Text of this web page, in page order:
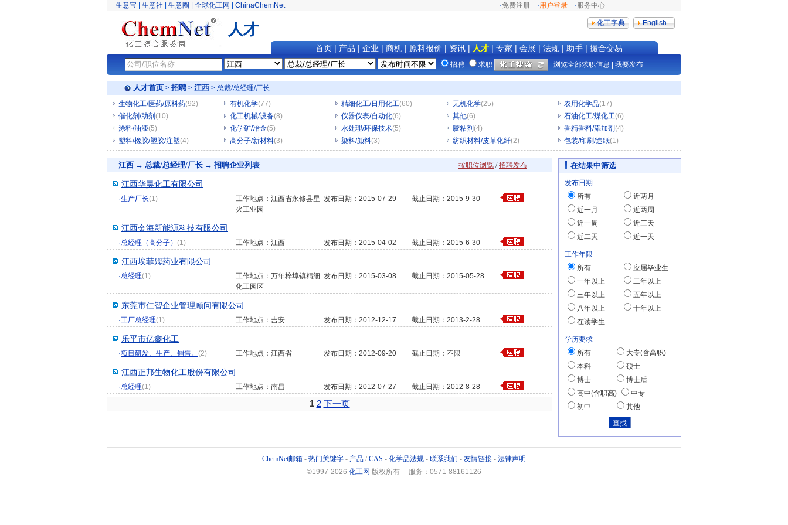
生意宝 生意社 生意圈 全球化工网 ChinaChemNet ·免费注册 ·用户登录 ·服务中心
人才 化工字典 English
首页| 产品 | 企业 | 商机| 原料报价| 资讯| 人才| 专家 | 会展 | 法规| 助手| 撮合交易
招聘 求职 浏览全部求职信息 我要发布
人才首页 > 招聘 > 江西 > 总裁/总经理/厂长
生物化工/医药/原料药(92) 有机化学(77) 精细化工/日用化工(60) 无机化学(25) 农用化学品(17)
催化剂/助剂 (10) 化工机械/设备(8) 仪器仪表/自动化(6) 其他(6) 石油化工/煤化工(6)
涂料/油漆(5) 化学矿/冶金(5) 水处理/环保技术(5) 胶粘剂 (4) 香精香料/添加剂 (4)
塑料/橡胶/塑胶/注塑(4) 高分子/新材料(3) 染料/颜料(3) 纺织材料/皮革化纤(2) 包装/印刷/造纸(1)
江西 → 总裁/总经理/厂长 → 招聘企业列表 按职位浏览 /招聘发布
江西华昊化工有限公司
·生产厂长(1)
工作地点：江西省永修县星
火工业园
发布日期：2015-07-29 截止日期：2015-9-30
江西金海新能源科技有限公司
·总经理（高分子） (1) 工作地点：江西 发布日期：2015-04-02 截止日期：2015-6-30
江西埃菲姆药业有限公司
·总经理(1)
工作地点：万年梓埠镇精细
化工园区
发布日期：2015-03-08 截止日期：2015-05-28
东莞市仁智企业管理顾问有限公司
·工厂总经理(1) 工作地点：吉安 发布日期：2012-12-17 截止日期：2013-2-28
乐平市亿鑫化工
·项目研发、生产、销售。 (2) 工作地点：江西省 发布日期：2012-09-20 截止日期：不限
江西正邦生物化工股份有限公司
·总经理(1) 工作地点：南昌 发布日期：2012-07-27 截止日期：2012-8-28
1 2 下一页
在结果中筛选
发布日期
所有
近两月
近一月
近两周
近一周
近三天
近二天
近一天
工作年限
所有
应届毕业生
一年以上
二年以上
三年以上
五年以上
八年以上
十年以上
在读学生
学历要求
所有
大专(含高职)
本科
硕士
博士
博士后
高中(含职高)
中专
初中
其他
ChemNet邮箱 - 热门关键字 - 产品 / CAS - 化学品法规 - 联系我们 - 友情链接 - 法律声明
©1997-2026 化工网 版权所有 服务：0571-88161126